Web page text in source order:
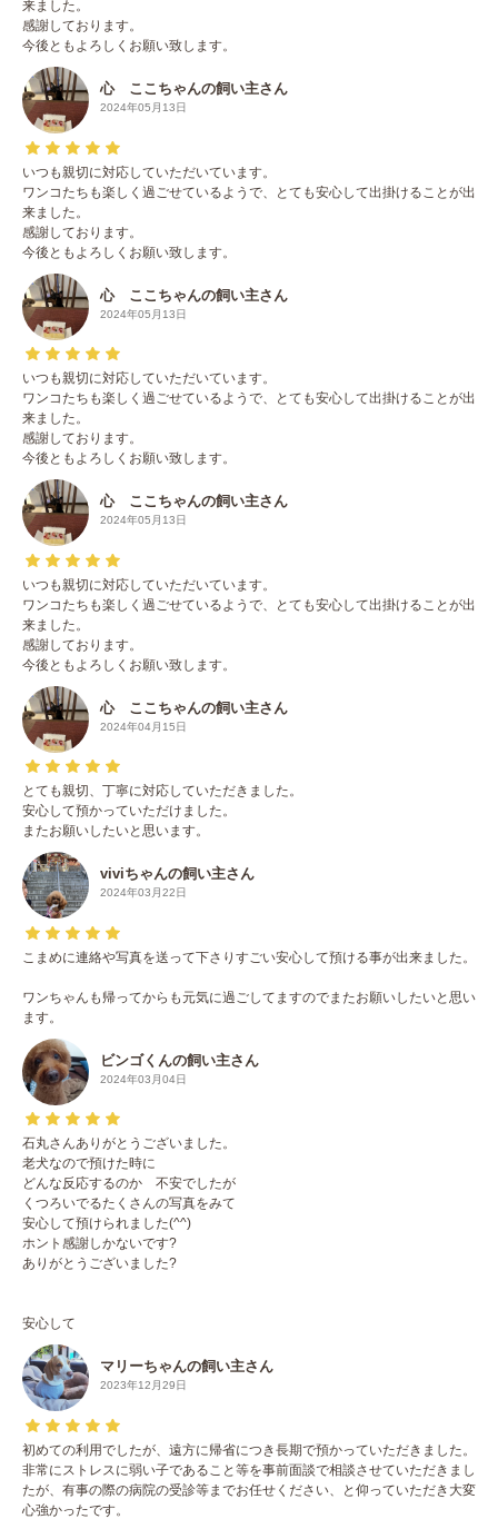
来ました。
感謝しております。
今後ともよろしくお願い致します。
心 ここちゃんの飼い主さん
2024年05月13日
いつも親切に対応していただいています。
ワンコたちも楽しく過ごせているようで、とても安心して出掛けることが出
来ました。
感謝しております。
今後ともよろしくお願い致します。
心 ここちゃんの飼い主さん
2024年05月13日
いつも親切に対応していただいています。
ワンコたちも楽しく過ごせているようで、とても安心して出掛けることが出
来ました。
感謝しております。
今後ともよろしくお願い致します。
心 ここちゃんの飼い主さん
2024年05月13日
いつも親切に対応していただいています。
ワンコたちも楽しく過ごせているようで、とても安心して出掛けることが出
来ました。
感謝しております。
今後ともよろしくお願い致します。
心 ここちゃんの飼い主さん
2024年04月15日
とても親切、丁寧に対応していただきました。
安心して預かっていただけました。
またお願いしたいと思います。
viviちゃんの飼い主さん
2024年03月22日
こまめに連絡や写真を送って下さりすごい安心して預ける事が出来ました。
ワンちゃんも帰ってからも元気に過ごしてますのでまたお願いしたいと思い
ます。
ビンゴくんの飼い主さん
2024年03月04日
石丸さんありがとうございました。
老犬なので預けた時に
どんな反応するのか 不安でしたが
くつろいでるたくさんの写真をみて
安心して預けられました(⁠^⁠^⁠)
ホント感謝しかないです?
ありがとうございました?
安心して
マリーちゃんの飼い主さん
2023年12月29日
初めての利用でしたが、遠方に帰省につき長期で預かっていただきました。
非常にストレスに弱い子であること等を事前面談で相談させていただきまし
たが、有事の際の病院の受診等までお任せください、と仰っていただき大変
心強かったです。